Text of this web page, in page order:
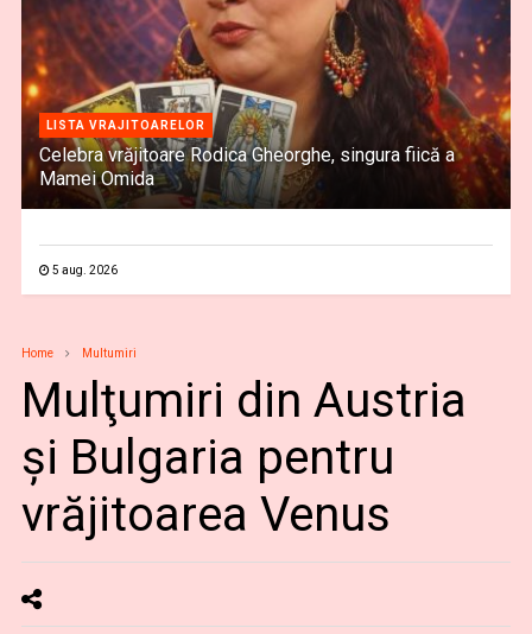
LISTA VRAJITOARELOR
Celebra vrăjitoare Rodica Gheorghe, singura fiică a
Mamei Omida
5 aug. 2026
Home Multumiri
Mulţumiri din Austria
și Bulgaria pentru
vrăjitoarea Venus